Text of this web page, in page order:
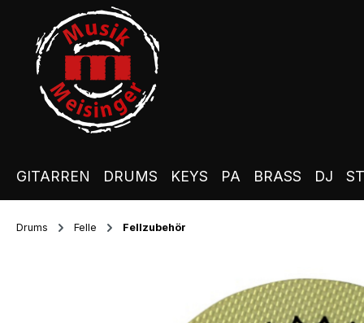
Hauptinhalt springen
Zur Suche springen
Zur Hauptnavigation springen
GITARREN DRUMS KEYS PA BRASS DJ
Drums Felle Fellzubehör